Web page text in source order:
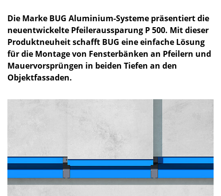
Die Marke BUG Aluminium-Systeme präsentiert die
neuentwickelte Pfeileraussparung P 500. Mit dieser
Produktneuheit schafft BUG eine einfache Lösung
für die Montage von Fensterbänken an Pfeilern und
Mauervorsprüngen in beiden Tiefen an den
Objektfassaden.